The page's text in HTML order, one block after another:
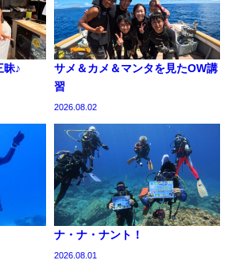
昧♪
サメ＆カメ＆マンタを見たOW講
習
2026.08.02
ナ・ナ・ナント！
2026.08.01